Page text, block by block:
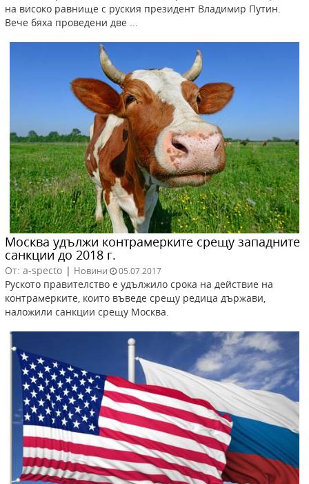
на високо равнище с руския президент Владимир Путин.
Вече бяха проведени две ...
Москва удължи контрамерките срещу западните
санкции до 2018 г.
От: a-specto | Новини 05.07.2017
Руското правителство е удължило срока на действие на
контрамерките, които въведе срещу редица държави,
наложили санкции срещу Москва.